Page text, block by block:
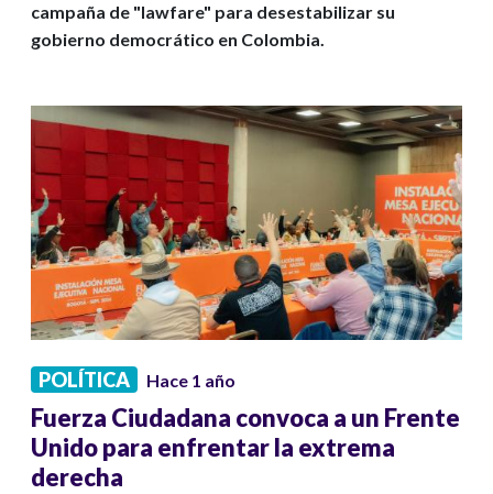
campaña de "lawfare" para desestabilizar su
gobierno democrático en Colombia.
POLÍTICA Hace 1 año
Fuerza Ciudadana convoca a un Frente
Unido para enfrentar la extrema
derecha